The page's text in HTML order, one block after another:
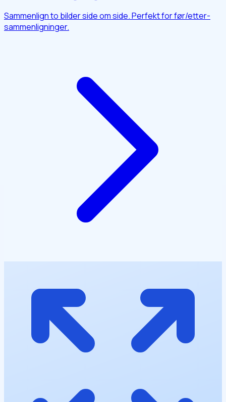
Sammenlign to bilder side om side. Perfekt for før/etter-
sammenligninger.